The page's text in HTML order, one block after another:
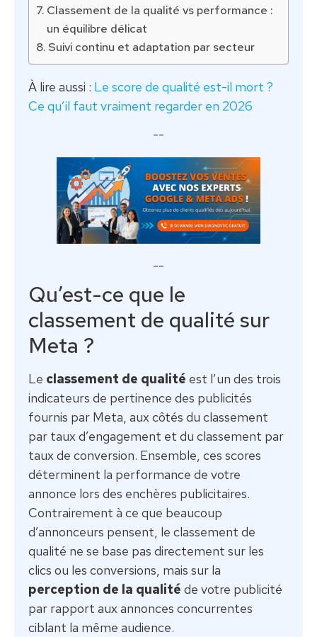
Classement de la qualité vs performance :
un équilibre délicat
Suivi continu et adaptation par secteur
À lire aussi : Le score de qualité est-il mort ?
Ce qu’il faut vraiment regarder en 2026
--
--
Qu’est-ce que le
classement de qualité sur
Meta ?
Le classement de qualité est l’un des trois
indicateurs de pertinence des publicités
fournis par Meta, aux côtés du classement
par taux d’engagement et du classement par
taux de conversion. Ensemble, ces scores
déterminent la performance de votre
annonce lors des enchères publicitaires.
Contrairement à ce que beaucoup
d’annonceurs pensent, le classement de
qualité ne se base pas directement sur les
clics ou les conversions, mais sur la
perception de la qualité de votre publicité
par rapport aux annonces concurrentes
ciblant la même audience.